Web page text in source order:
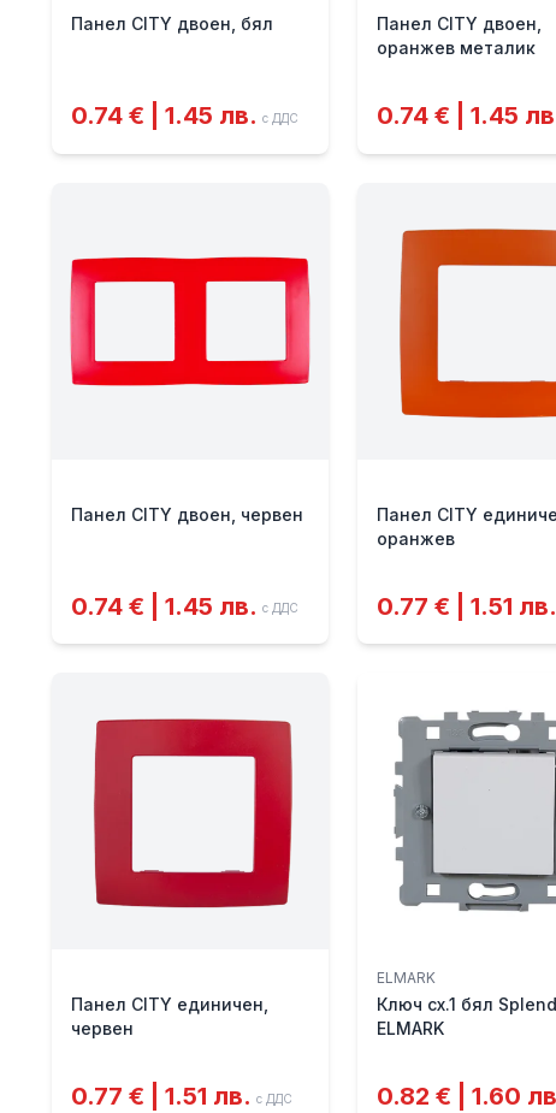
Панел CITY двоен, бял
0.74 € | 1.45 лв. с ДДС
Панел CITY двоен,
оранжев металик
0.74 € | 1.45
Панел CITY двоен, червен
0.74 € | 1.45 лв. с ДДС
Панел CITY
оранжев
0.77 € | 1.51 лв.
Панел CITY единичен,
червен
0.77 € | 1.51 лв. с ДДС
ELMARK
Ключ сх.1 бял
ELMARK
0.82 € | 1.60